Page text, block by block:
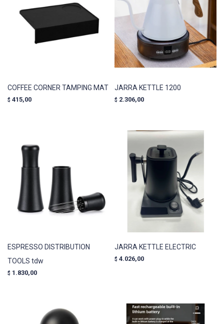
COFFEE CORNER TAMPING MAT
$ 415,00
JARRA KETTLE 1200
$ 2.306,00
ESPRESSO DISTRIBUTION
TOOLS tdw
$ 1.830,00
JARRA KETTLE ELECTRIC
$ 4.026,00